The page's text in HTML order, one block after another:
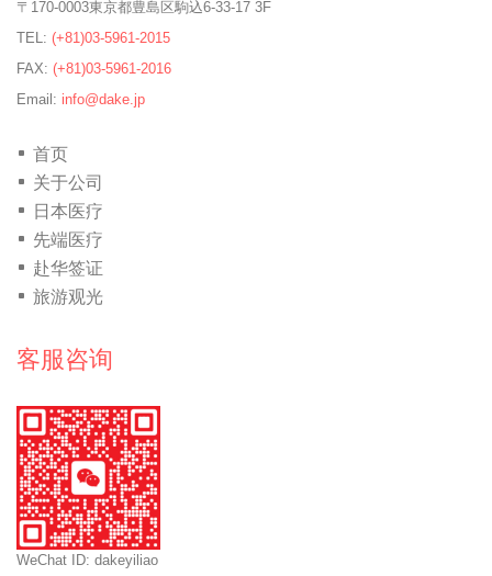
〒170-0003東京都豊島区駒込6-33-17 3F
TEL: (+81)03-5961-2015
FAX: (+81)03-5961-2016
Email: info@dake.jp
首页
关于公司
日本医疗
先端医疗
赴华签证
旅游观光
客服咨询
WeChat ID: dakeyiliao